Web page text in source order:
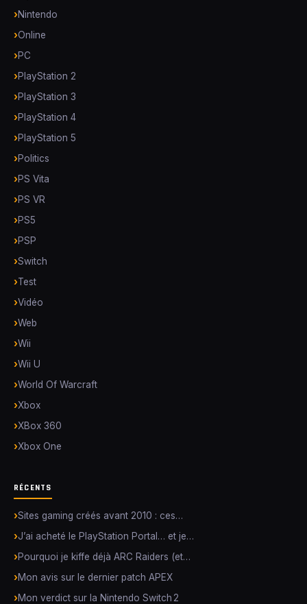
Nintendo
Online
PC
PlayStation 2
PlayStation 3
PlayStation 4
PlayStation 5
Politics
PS Vita
PS VR
PS5
PSP
Switch
Test
Vidéo
Web
Wii
Wii U
World Of Warcraft
Xbox
XBox 360
Xbox One
RÉCENTS
Sites gaming créés avant 2010 : ces…
J’ai acheté le PlayStation Portal… et je…
Pourquoi je kiffe déjà ARC Raiders (et…
Mon avis sur le dernier patch APEX
Mon verdict sur la Nintendo Switch 2